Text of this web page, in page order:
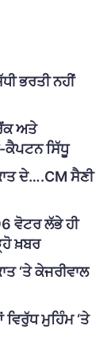
ਭਰਤੀ ਨਹੀਂ
ਅਤੇ
ਕੈਪਟਨ ਸਿੱਧੂ
ਦੇ….CM ਸੈਣੀ
ਵੋਟਰ ਲੱਭੇ ਹੀ
ਖ਼ਬਰ
‘ਤੇ ਕੇਜਰੀਵਾਲ
ਵਿਰੁੱਧ ਮੁਹਿੰਮ ‘ਤੇ